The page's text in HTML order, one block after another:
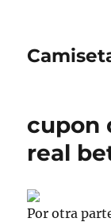
cupon
real
Por otra